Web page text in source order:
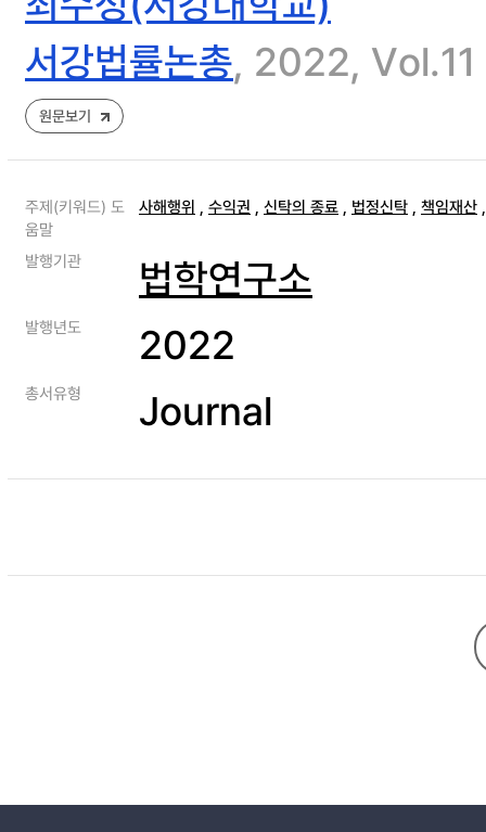
서강법률논총, 2022,
원문보기
주제(키워드) 도
움말
사해행위 , 수익권 , 신탁의 종료 , 법정신탁 , 책임재산
발행기관 법학연구소
발행년도 2022
총서유형 Journal